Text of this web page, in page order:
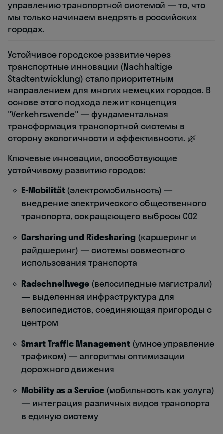
управлению транспортной системой — то, что
мы только начинаем внедрять в российских
городах.
Устойчивое городское развитие через
транспортные инновации (Nachhaltige
Stadtentwicklung) стало приоритетным
направлением для многих немецких городов. В
основе этого подхода лежит концепция
"Verkehrswende" — фундаментальная
трансформация транспортной системы в
сторону экологичности и эффективности. 🌿
Ключевые инновации, способствующие
устойчивому развитию городов:
E-Mobilität(электромобильность) —
внедрение электрического общественного
транспорта, сокращающего выбросы CO2
Carsharing und Ridesharing (каршеринг и
райдшеринг) — системы совместного
использования транспорта
Radschnellwege (велосипедные магистрали)
— выделенная инфраструктура для
велосипедистов, соединяющая пригороды с
центром
Smart Traffic Management(умное управление
трафиком) — алгоритмы оптимизации
дорожного движения
Mobility as a Service(мобильность как услуга)
— интеграция различных видов транспорта
в единую систему